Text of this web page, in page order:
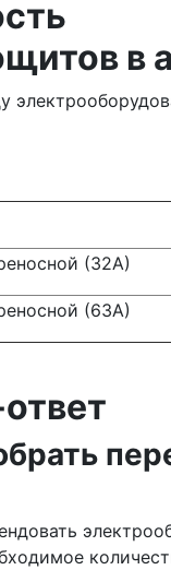
в
(32А)
(63А)